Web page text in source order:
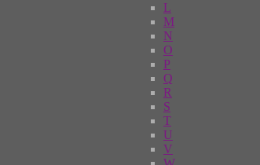
L
M
N
O
P
Q
R
S
T
U
V